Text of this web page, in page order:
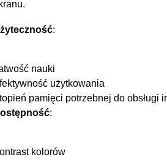
:
nauki
użytkowania
pamięci potrzebnej do obsługi
: ​
kolorów